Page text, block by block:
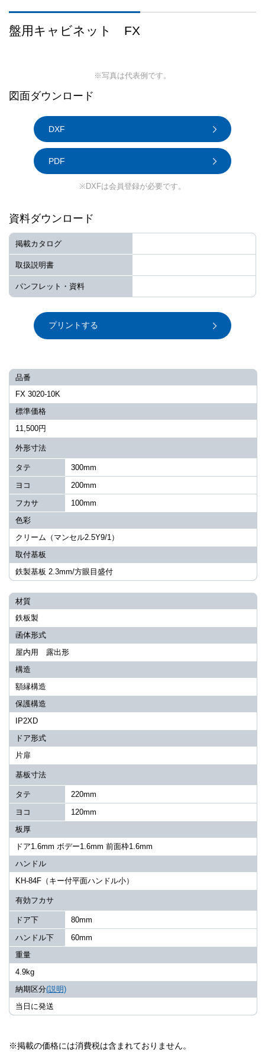
盤用キャビネット FX
※写真は代表例です。
品番
FX 3020-10K
標準価格
11,500円
外形寸法
タテ
300mm
ヨコ
200mm
フカサ
100mm
色彩
クリーム（マンセル2.5Y9/1）
取付基板
鉄製基板 2.3mm/方眼目盛付
図面ダウンロード
DXF
PDF
※DXFは会員登録が必要です。
資料ダウンロード
掲載カタログ
取扱説明書
パンフレット・資料
プリントする
材質
鉄板製
函体形式
屋内用 露出形
構造
額縁構造
保護構造
IP2XD
ドア形式
片扉
基板寸法
タテ
220mm
ヨコ
120mm
板厚
ドア1.6mm ボデー1.6mm 前面枠1.6mm
ハンドル
KH-84F（キー付平面ハンドル小）
有効フカサ
ドア下
80mm
ハンドル下
60mm
重量
4.9kg
納期区分(説明)
当日に発送
※掲載の価格には消費税は含まれておりません。